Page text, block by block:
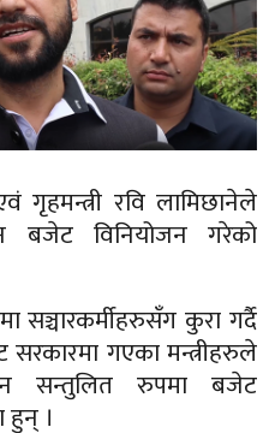
गृहमन्त्री रवि लामिछानेले
बजेट विनियोजन गरेको
सञ्चारकर्मीहरुसँग कुरा गर्दै
सरकारमा गएका मन्त्रीहरुले
सन्तुलित रुपमा बजेट
हुन् ।